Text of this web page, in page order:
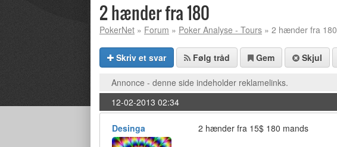
2 hænder fra 180
PokerNet » Forum » Poker Analyse - Tours » 2 hænder fra 180
Skriv et svar Følg tråd Gem Skjul
Annonce - denne side indeholder reklamelinks.
12-02-2013 02:34
Desinga 2 hænder fra 15$ 180 mands